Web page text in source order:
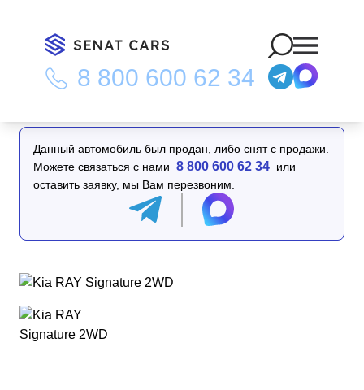
8 800 600 62 34
Главная Каталог/Kia RAY Signature 2WD
Данный автомобиль был продан, либо снят с продажи.
Можете связаться с нами 8 800 600 62 34 или
оставить заявку, мы Вам перезвоним.